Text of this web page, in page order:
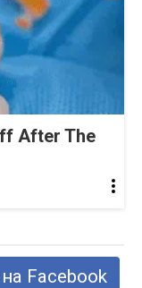
After The
Facebook